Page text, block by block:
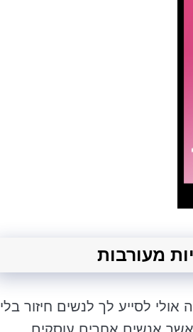
לסייע לך לנשים חיזור בלי